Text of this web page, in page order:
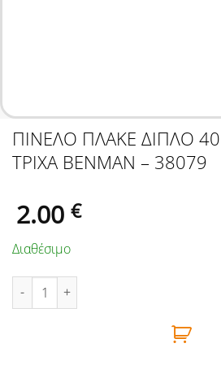
ΠΙΝΕΛΟ ΠΛΑΚΕ ΔΙΠΛΟ
ΤΡΙΧΑ BENMAN – 38079
2.00 €
Διαθέσιμο
ΠΙΝΕΛΟ ΠΛΑΚΕ ΔΙΠΛΟ 40mm ΜΑΥΡΗ